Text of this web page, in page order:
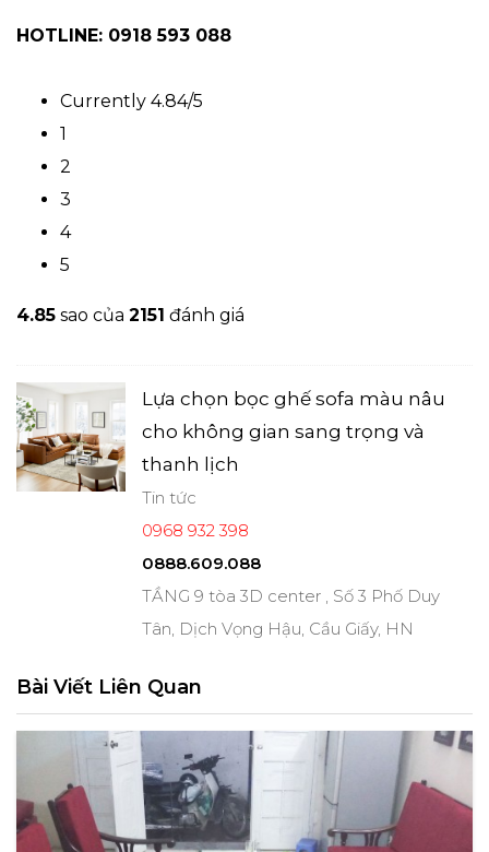
HOTLINE: 0918 593 088
Currently 4.84/5
1
2
3
4
5
4.85 sao của 2151 đánh giá
Lựa chọn bọc ghế sofa màu nâu
cho không gian sang trọng và
thanh lịch
Tin tức
0968 932 398
0888.609.088
TẦNG 9 tòa 3D center , Số 3 Phố Duy
Tân, Dịch Vọng Hậu, Cầu Giấy, HN
Bài Viết Liên Quan